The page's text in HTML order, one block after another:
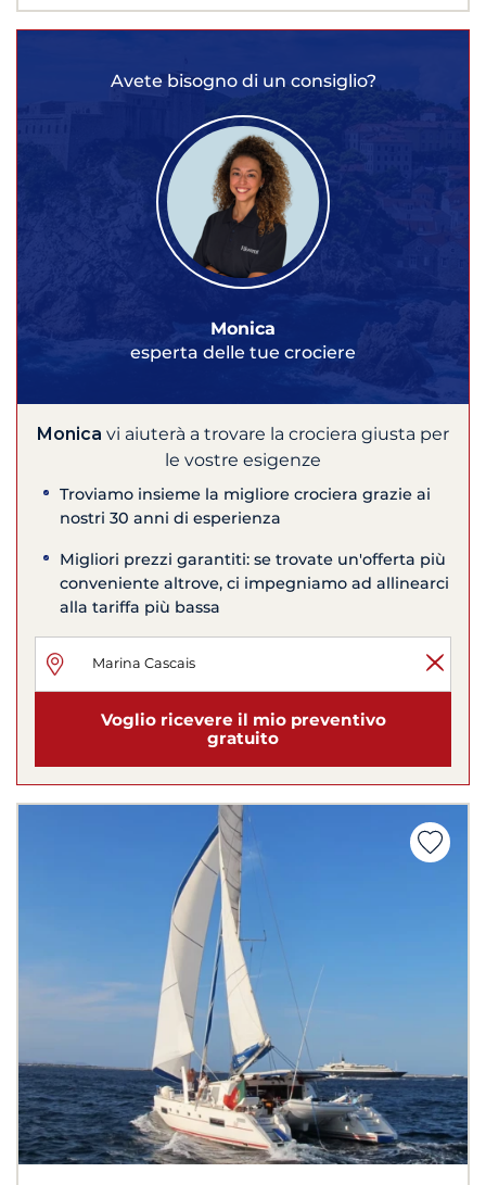
Avete bisogno di un consiglio?
Monica
esperta delle tue crociere
Monica vi aiuterà a trovare la crociera giusta per
le vostre esigenze
Troviamo insieme la migliore crociera grazie ai
nostri 30 anni di esperienza
Migliori prezzi garantiti: se trovate un'offerta più
conveniente altrove, ci impegniamo ad allinearci
alla tariffa più bassa
Voglio ricevere il mio preventivo
gratuito